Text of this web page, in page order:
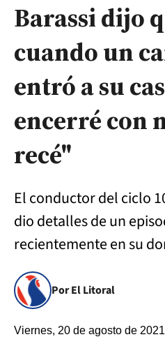
Barassi dijo
cuando un
entró a su
encerré con
recé"
El conductor del ciclo
dio detalles de un
recientemente en su
Por El Litoral
Viernes, 20 de agosto de